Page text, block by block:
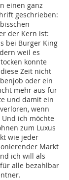
einen ganz
geschrieben:
der Kern ist:
bei Burger King
weil es
konnte
Zeit nicht
oder ein
mehr aus für
und damit ein
wenn
ich möchte
zum Luxus
wie jeder
Markt
ich will als
alle bezahlbar